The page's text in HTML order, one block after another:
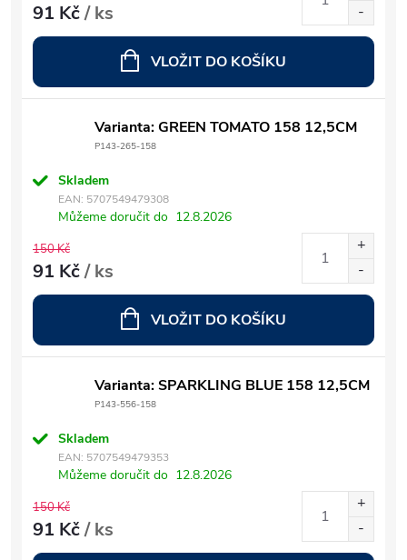
91 Kč/ ks
VLOŽIT DO KOŠÍKU
Varianta: GREEN TOMATO 158 12,5CM
P143-265-158
Skladem
EAN: 5707549479308
Můžeme doručit do 12.8.2026
150 Kč
91 Kč/ ks
VLOŽIT DO KOŠÍKU
Varianta: SPARKLING BLUE 158 12,5CM
P143-556-158
Skladem
EAN: 5707549479353
Můžeme doručit do 12.8.2026
150 Kč
91 Kč/ ks